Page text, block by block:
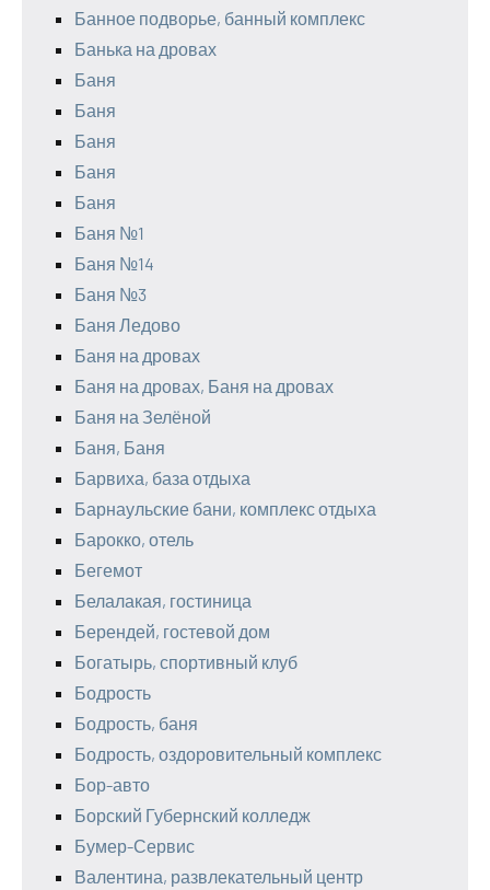
Банное подворье, банный комплекс
Банька на дровах
Баня
Баня
Баня
Баня
Баня
Баня №1
Баня №14
Баня №3
Баня Ледово
Баня на дровах
Баня на дровах, Баня на дровах
Баня на Зелёной
Баня, Баня
Барвиха, база отдыха
Барнаульские бани, комплекс отдыха
Барокко, отель
Бегемот
Белалакая, гостиница
Берендей, гостевой дом
Богатырь, спортивный клуб
Бодрость
Бодрость, баня
Бодрость, оздоровительный комплекс
Бор-авто
Борский Губернский колледж
Бумер-Сервис
Валентина, развлекательный центр